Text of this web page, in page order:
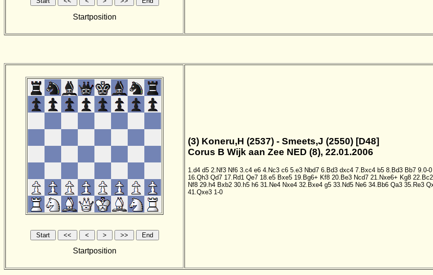
Startposition
Startposition
(3) Koneru,H (2537) - Smeets,J (2550) [D48]
Corus B Wijk aan Zee NED (8), 22.01.2006
1.d4 d5 2.Nf3 Nf6 3.c4 e6 4.Nc3 c6 5.e3 Nbd7 6.Bd3 dxc4 7.Bxc4 b5 8.Bd3 Bb7 9.0-0
16.Qh3 Qd7 17.Rd1 Qe7 18.e5 Bxe5 19.Bg6+ Kf8 20.Be3 Ncd7 21.Nxe6+ Kg8 22.Bc2
Nf8 29.h4 Bxb2 30.h5 h6 31.Ne4 Nxe4 32.Bxe4 g5 33.Nd5 Ne6 34.Bb6 Qa3 35.Re3
41.Qxe3 1-0